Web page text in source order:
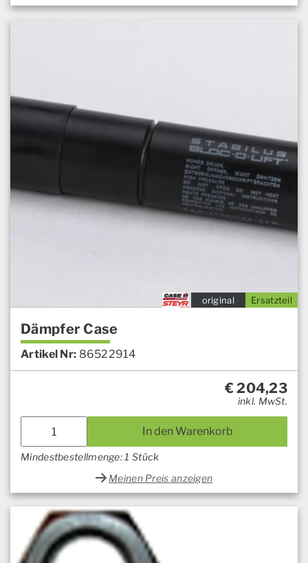
Ersatzteil
original
Dämpfer Case
Artikel Nr: 86522914
€204,23
inkl. MwSt.
In den Warenkorb
Mindestbestellmenge: 1 Stück
Meinen Preis anzeigen